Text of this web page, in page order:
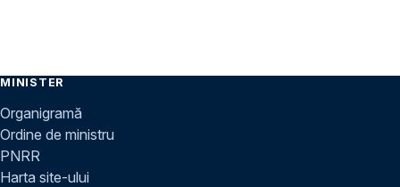
MINISTER
Organigramă
Ordine de ministru
PNRR
Harta site-ului